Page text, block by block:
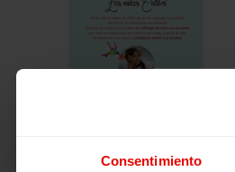
Consentimiento